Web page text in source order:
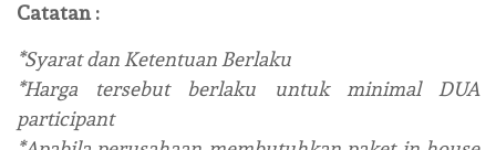
Catatan :
*Syarat dan Ketentuan Berlaku
*Harga tersebut berlaku untuk minimal DUA
participant